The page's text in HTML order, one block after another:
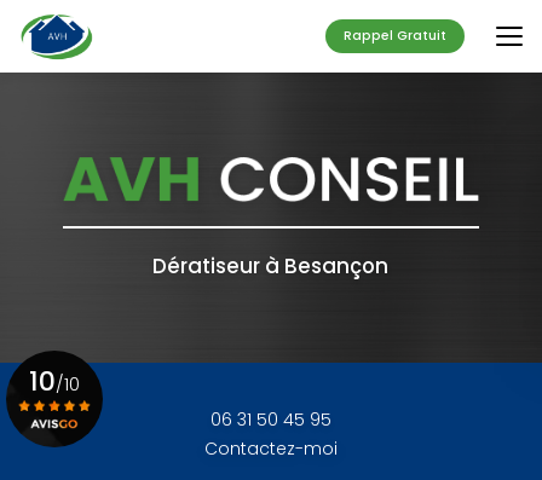
au
contenu
principal
Rappel Gratuit
Dératiseur à Besançon
06 31 50 45 95
Contactez-moi
10/10